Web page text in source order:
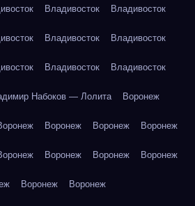
Владивосток Владивосток
Владивосток Владивосток
Владивосток Владивосток
Набоков — Лолита Воронеж
Воронеж Воронеж Воронеж
Воронеж Воронеж Воронеж
Воронеж Воронеж